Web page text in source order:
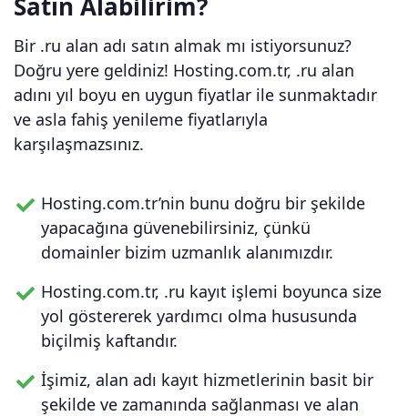
Bir .ru alan adı satın almak mı istiyorsunuz?
Doğru yere geldiniz! Hosting.com.tr, .ru alan
adını yıl boyu en uygun fiyatlar ile sunmaktadır
ve asla fahiş yenileme fiyatlarıyla
karşılaşmazsınız.
Hosting.com.tr’nin bunu doğru bir şekilde
yapacağına güvenebilirsiniz, çünkü
domainler bizim uzmanlık alanımızdır.
Hosting.com.tr, .ru kayıt işlemi boyunca size
yol göstererek yardımcı olma hususunda
biçilmiş kaftandır.
İşimiz, alan adı kayıt hizmetlerinin basit bir
şekilde ve zamanında sağlanması ve alan